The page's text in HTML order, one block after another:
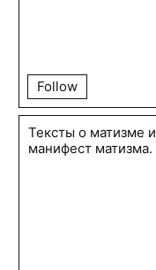
Follow
Тексты о матизме и
манифест матизма.